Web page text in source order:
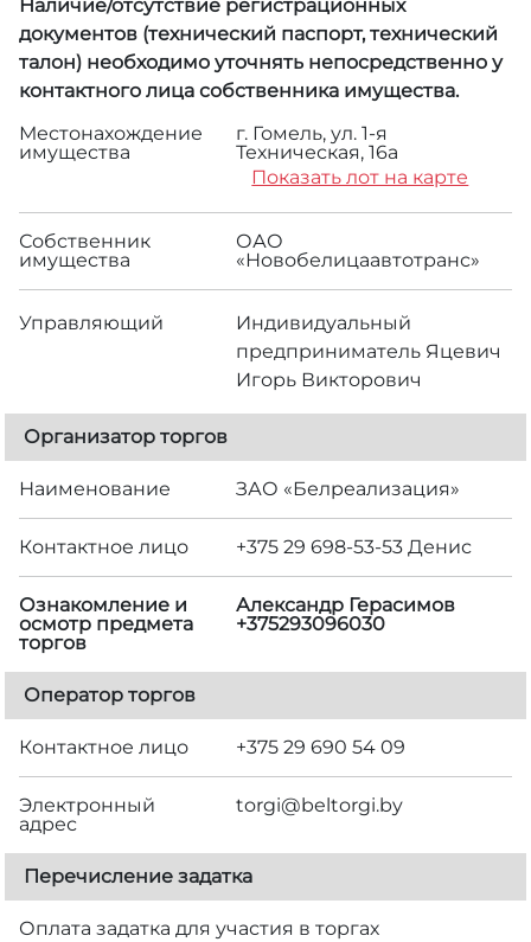
Наличие/отсутствие регистрационных
документов (технический паспорт, технический
талон) необходимо уточнять непосредственно у
контактного лица собственника имущества.
Местонахождение
имущества
г. Гомель, ул. 1-я
Техническая, 16а
Показать лот на карте
Собственник
имущества
ОАО
«Новобелицаавтотранс»
Управляющий
Индивидуальный
предприниматель Яцевич
Игорь Викторович
Организатор торгов
Наименование ЗАО «Белреализация»
Контактное лицо +375 29 698-53-53 Денис
Ознакомление и
осмотр предмета
торгов
Александр Герасимов
+375293096030
Оператор торгов
Контактное лицо +375 29 690 54 09
Электронный
адрес
torgi@beltorgi.by
Перечисление задатка
Оплата задатка для участия в торгах